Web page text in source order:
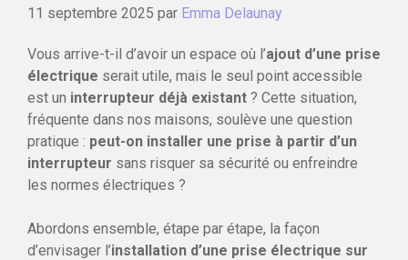
11 septembre 2025 par Emma Delaunay
Vous arrive-t-il d’avoir un espace où l’ajout d’une prise
électrique serait utile, mais le seul point accessible
est un interrupteur déjà existant ? Cette situation,
fréquente dans nos maisons, soulève une question
pratique : peut-on installer une prise à partir d’un
interrupteur sans risquer sa sécurité ou enfreindre
les normes électriques ?
Abordons ensemble, étape par étape, la façon
d’envisager l’installation d’une prise électrique sur